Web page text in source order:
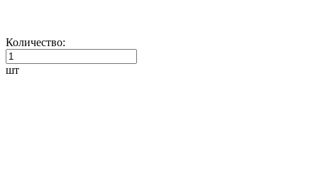
Количество:
шт